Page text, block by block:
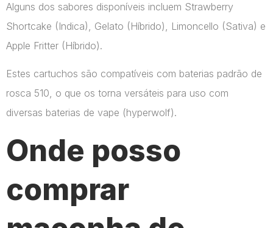
Alguns dos sabores disponíveis incluem Strawberry
Shortcake (Indica), Gelato (Híbrido), Limoncello (Sativa) e
Apple Fritter (Híbrido).
Estes cartuchos são compatíveis com baterias padrão de
rosca 510, o que os torna versáteis para uso com
diversas baterias de vape​ (hyperwolf)​.
Onde posso
comprar